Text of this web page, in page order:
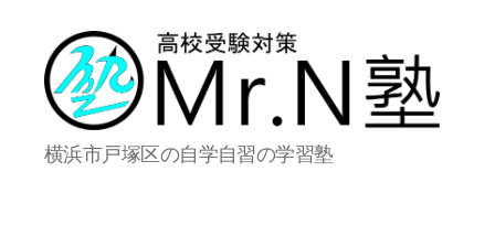
Mr.N
塾
横浜市戸塚区の自学自習の学習塾